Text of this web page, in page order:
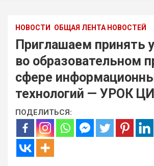
НОВОСТИ ОБЩАЯ ЛЕНТА НОВОСТЕЙ
Приглашаем принять
во образовательном
сфере
технологий — УРОК
ПОДЕЛИТЬСЯ: